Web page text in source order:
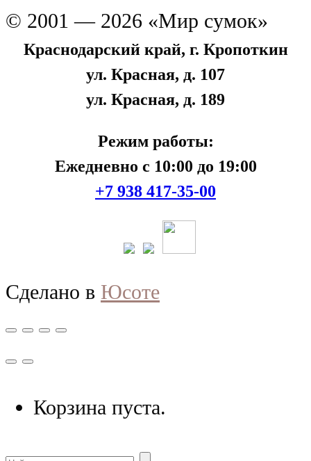
© 2001 — 2026 «Мир сумок»
Краснодарский край, г. Кропоткин
ул. Красная, д. 107
ул. Красная, д. 189
Режим работы:
Ежедневно с 10:00 до 19:00
+7 938 417-35-00
Сделано в Юсоте
Корзина пуста.